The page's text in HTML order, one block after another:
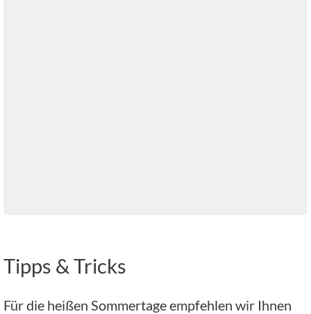
Tipps & Tricks
Für die heißen Sommertage empfehlen wir Ihnen